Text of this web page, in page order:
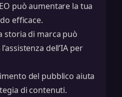
può aumentare la tua
efficace.
storia di marca può
dell’IA per
del pubblico aiuta
di contenuti.